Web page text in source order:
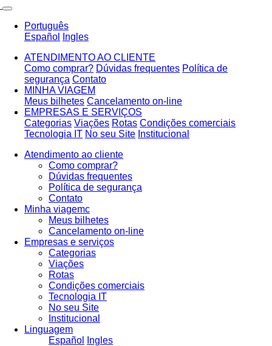
Português
Español
Ingles
ATENDIMENTO AO CLIENTE
Como comprar? Dúvidas frequentes Política de
segurança Contato
MINHA VIAGEM
Meus bilhetes Cancelamento on-line
EMPRESAS E SERVIÇOS
Categorias Viações Rotas Condições comerciais
Tecnologia IT No seu Site Institucional
Atendimento ao cliente
Como comprar?
Dúvidas frequentes
Política de segurança
Contato
Minha viagemc
Meus bilhetes
Cancelamento on-line
Empresas e serviços
Categorias
Viações
Rotas
Condições comerciais
Tecnologia IT
No seu Site
Institucional
Linguagem
Español
Ingles